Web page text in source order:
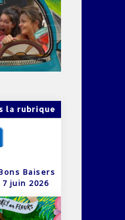
la rubrique
Baisers
7 juin 2026